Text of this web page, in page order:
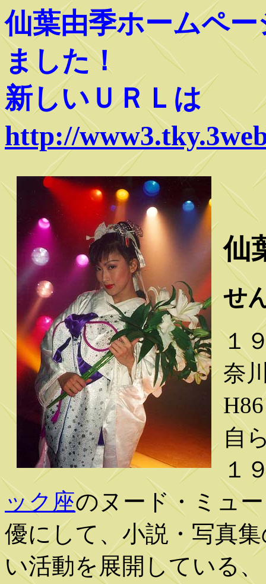
仙葉由季ホームペ
ました！
新しいＵＲＬは
http://
仙
せ
１
奈
自
１
ック座のヌード・ミュ
優にして、小説・写真
い活動を展開している